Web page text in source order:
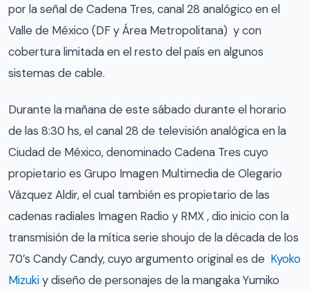
por la señal de Cadena Tres, canal 28 analógico en el
Valle de México (DF y Área Metropolitana) y con
cobertura limitada en el resto del país en algunos
sistemas de cable.
Durante la mañana de este sábado durante el horario
de las 8:30 hs, el canal 28 de televisión analógica en la
Ciudad de México, denominado Cadena Tres cuyo
propietario es Grupo Imagen Multimedia de Olegario
Vázquez Aldir, el cual también es propietario de las
cadenas radiales Imagen Radio y RMX , dio inicio con la
transmisión de la mítica serie shoujo de la década de los
70’s Candy Candy, cuyo argumento original es de Kyoko
Mizukiy diseño de personajes de la mangaka Yumiko